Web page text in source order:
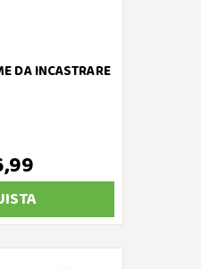
DA INCASTRARE